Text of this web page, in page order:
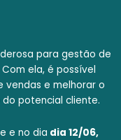
para gestão de
ela, é possível
vendas e melhorar o
potencial cliente.
e no dia dia 12/06,